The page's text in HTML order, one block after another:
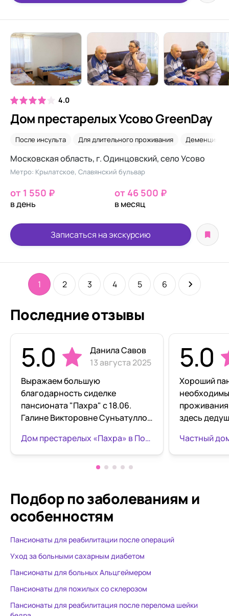
4.0
Дом престарелых Усово GreenDay
После инсульта Для длительного проживания Деменция
Московская область, г. Одинцовский, село Усово
Метро: Крылатское, Славянский бульвар
от 1 550 ₽
в день
от 46 500 ₽
в месяц
Записаться на экскурсию
1 2 3 4 5 6
Последние отзывы
5.0
Данила Савов
13 августа 2025
Выражаем большую
благодарность сиделке
пансионата "Пахра" с 18.06.
Галине Викторовне Сунъатуллои
и сердечное отношение к своим
подопечным. Постоялец
пансионата и его сын
Дом престарелых «Пахра» в Подольске
5.0
Хороший
здесь
По
Подбор по заболеваниям и
особенностям
Пансионаты для реабилитации после операций
Уход за больными сахарным диабетом
Пансионаты для больных Альцгеймером
Пансионаты для пожилых со склерозом
Пансионаты для реабилитация после перелома шейки